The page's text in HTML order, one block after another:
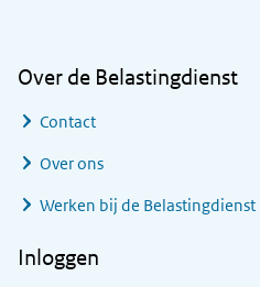
Over de Belastingdienst
Contact
Over ons
Werken bij de Belastingdienst
Inloggen